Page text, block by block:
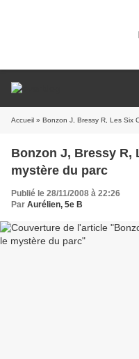
Accueil » Bonzon J, Bressy R, Les Six
Bonzon J, Bressy R,
mystère du parc
Publié le 28/11/2008 à 22:26
Par Aurélien, 5e B